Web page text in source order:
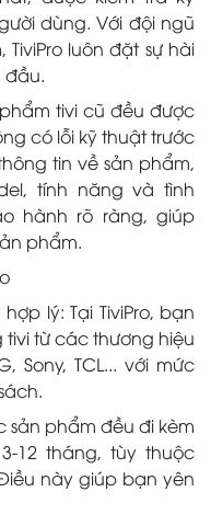
dùng. Với đội ngũ
luôn đặt sự hài
đầu.
tivi cũ đều được
có lỗi kỹ thuật trước
tin về sản phẩm,
tính năng và tình
hành rõ ràng, giúp
phẩm.
lý: Tại TiviPro, bạn
từ các thương hiệu
Sony, TCL... với mức
sản phẩm đều đi kèm
12 tháng, tùy thuộc
này giúp bạn yên